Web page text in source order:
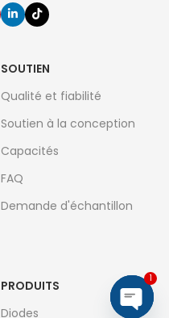
SOUTIEN
Qualité et fiabilité
Soutien à la conception
Capacités
FAQ
Demande d'échantillon
PRODUITS
Diodes
1